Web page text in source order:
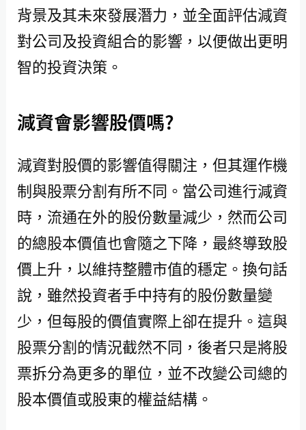
背景及其未來發展潛力，並全面評估減資
對公司及投資組合的影響，以便做出更明
智的投資決策。
減資會影響股價嗎?
減資對股價的影響值得關注，但其運作機
制與股票分割有所不同。當公司進行減資
時，流通在外的股份數量減少，然而公司
的總股本價值也會隨之下降，最終導致股
價上升，以維持整體市值的穩定。換句話
說，雖然投資者手中持有的股份數量變
少，但每股的價值實際上卻在提升。這與
股票分割的情況截然不同，後者只是將股
票拆分為更多的單位，並不改變公司總的
股本價值或股東的權益結構。